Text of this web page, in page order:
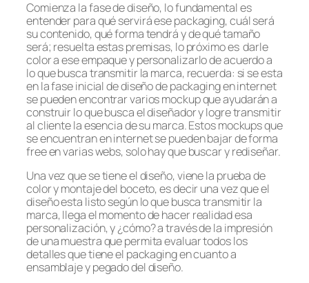
Comienza la fase de diseño, lo fundamental es
entender para qué servirá ese packaging, cuál será
su contenido, qué forma tendrá y de qué tamaño
será; resuelta estas premisas, lo próximo es darle
color a ese empaque y personalizarlo de acuerdo a
lo que busca transmitir la marca, recuerda: si se esta
en la fase inicial de diseño de packaging en internet
se pueden encontrar varios mockup que ayudarán a
construir lo que busca el diseñador y logre transmitir
al cliente la esencia de su marca. Estos mockups que
se encuentran en internet se pueden bajar de forma
free en varias webs, solo hay que buscar y rediseñar.
Una vez que se tiene el diseño, viene la prueba de
color y montaje del boceto, es decir una vez que el
diseño esta listo según lo que busca transmitir la
marca, llega el momento de hacer realidad esa
personalización, y ¿cómo? a través de la impresión
de una muestra que permita evaluar todos los
detalles que tiene el packaging en cuanto a
ensamblaje y pegado del diseño.